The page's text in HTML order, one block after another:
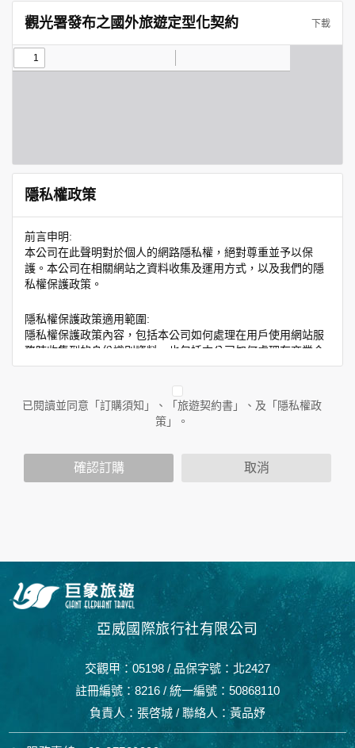
觀光署發布之國外旅遊定型化契約 下載
隱私權政策
前言申明:
本公司在此聲明對於個人的網路隱私權，絕對尊重並予以保
護。本公司在相關網站之資料收集及運用方式，以及我們的隱
私權保護政策。
隱私權保護政策適用範圍:
隱私權保護政策內容，包括本公司如何處理在用戶使用網站服
務時收集到的身份識別資料，也包括本公司如何處理在商業合
作與本公司合作時分享的任何身份識別資料。隱私權保護政策
人員。例如您透過本公司旗下網站上的廣告廠商連結，這些置
放連結的廠商也可能蒐集您個人的資料。對於您主動提供的個
人資訊，這些廣告廠商或連結網站有其個別的隱私權保護政
您個人在本網站上的聊天室或討論區中任意公開個人資料的行
個人的資料，其範圍如下：
本網站在您使用服務信箱、問卷調查等互動性功能時，會保留
您所提供的姓名、電子郵件地址、聯絡方式及使用時間等。
於一般瀏覽時，伺服器會自行記錄相關行徑，包括您使用連線
設備的 IP 位址、使用時間、使用的瀏覽器、瀏覽及點選資料記
錄等，做為我們增進網站服務的參考依據，此記錄為內部應
用，決不對外公布。
為提供精確的服務，我們會將收集的問卷調查內容進行統計與
分析，分析結果之統計數據或說明文字呈現，除供內部研究
外，我們會視需要公佈統計數據及說明文字，但不涉及特定個
除非取得您的同意或其他法令之特別規定，本網站絕不會將您
已閱讀並同意「訂購須知」、「旅遊契約書」、及「隱私權政
策」。
確認訂購 取消
亞威國際旅行社有限公司
交觀甲：05198 / 品保字號：北2427
註冊編號：8216 / 統一編號：50868110
負責人：張啓城 / 聯絡人：黃品妤